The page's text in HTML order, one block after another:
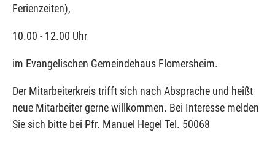
Ferienzeiten),
10.00 - 12.00 Uhr
im Evangelischen Gemeindehaus Flomersheim.
Der Mitarbeiterkreis trifft sich nach Absprache und heißt
neue Mitarbeiter gerne willkommen. Bei Interesse melden
Sie sich bitte bei Pfr. Manuel Hegel Tel. 50068